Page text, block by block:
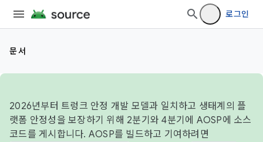
로그인
문서
2026년부터 트렁크 안정 개발 모델과 일치하고 생태계의 플
랫폼 안정성을 보장하기 위해 2분기와 4분기에 AOSP에 소스
코드를 게시합니다. AOSP를 빌드하고 기여하려면